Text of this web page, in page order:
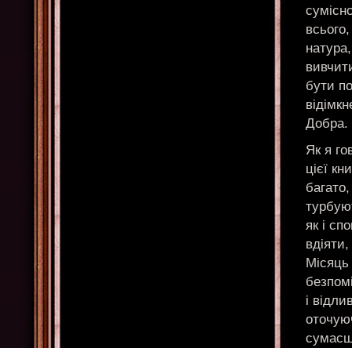
бути
Добра.
Як я
цієї
як і
Місяць
і